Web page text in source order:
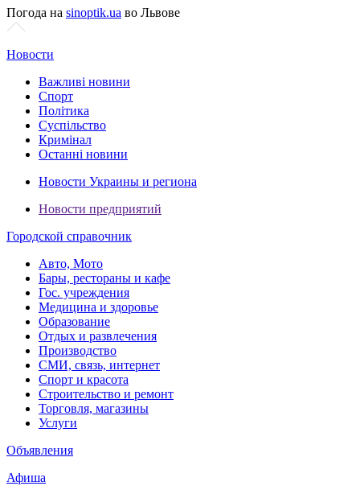
Погода на sinoptik.ua во Львове
Новости
Важливі новини
Спорт
Політика
Суспільство
Кримінал
Останні новини
Новости Украины и региона
Новости предприятий
Городской справочник
Авто, Мото
Бары, рестораны и кафе
Гос. учреждения
Медицина и здоровье
Образование
Отдых и развлечения
Производство
СМИ, связь, интернет
Спорт и красота
Строительство и ремонт
Торговля, магазины
Услуги
Объявления
Афиша